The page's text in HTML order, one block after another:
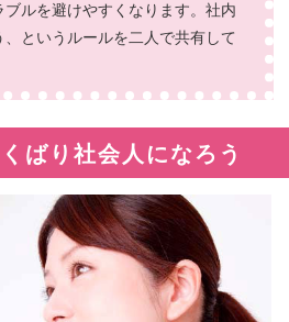
ルを避けやすくなります。社内
というルールを二人で共有して
ばり社会人になろう